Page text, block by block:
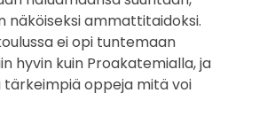
näköiseksi ammattitaidoksi.
ei opi tuntemaan
hyvin kuin Proakatemialla, ja
tärkeimpiä oppeja mitä voi